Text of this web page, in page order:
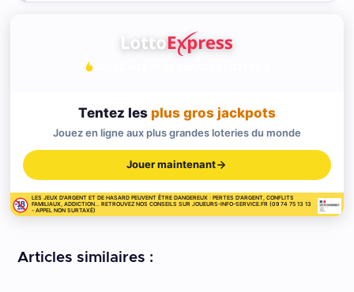
Tentez les plus gros jackpots
Jouez en ligne aux plus grandes loteries du monde
Jouer maintenant
LES JEUX D'ARGENT ET DE HASARD PEUVENT ÊTRE DANGEREUX : PERTES D'ARGENT, CONFLITS
FAMILIAUX, ADDICTION... RETROUVEZ NOS CONSEILS SUR JOUEURS-INFO-SERVICE.FR (09 74 75 13 13
- APPEL NON SURTAXÉ)
Articles similaires :